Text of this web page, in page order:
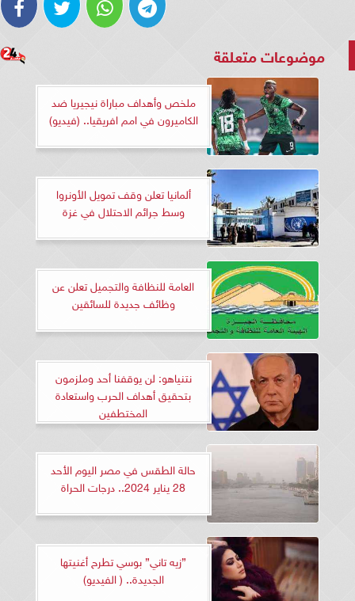
موضوعات متعلقة
ملخص وأهداف مباراة نيجيريا ضد
الكاميرون في امم افريقيا.. (فيديو)
ألمانيا تعلن وقف تمويل الأونروا
وسط جرائم الاحتلال في غزة
العامة للنظافة والتجميل تعلن عن
وظائف جديدة للسائقين
نتنياهو: لن يوقفنا أحد وملزمون
بتحقيق أهداف الحرب واستعادة
المختطفين
حالة الطقس في مصر اليوم الأحد
28 يناير 2024.. درجات الحراة
”زيه تاني” بوسي تطرح أغنيتها
الجديدة.. ( الفيديو)